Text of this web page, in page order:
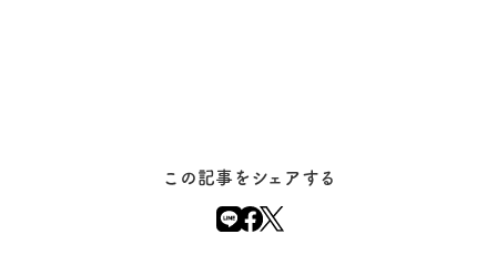
この記事をシェアする